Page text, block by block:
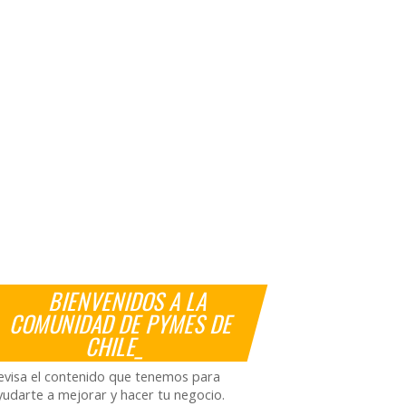
BIENVENIDOS A LA
COMUNIDAD DE PYMES DE
CHILE_
el contenido que tenemos para
a mejorar y hacer tu negocio.